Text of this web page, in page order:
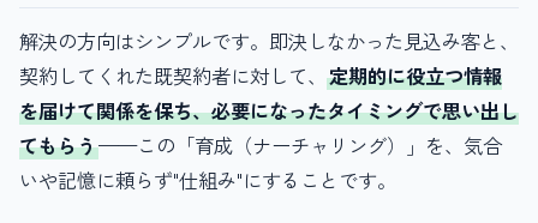
解決の方向はシンプルです。即決しなかった見込み客と、
契約してくれた既契約者に対して、 定期的に役立つ情報
を届けて関係を保ち、必要になったタイミングで思い出し
てもらう——この「育成（ナーチャリング）」を、気合
いや記憶に頼らず"仕組み"にすることです。